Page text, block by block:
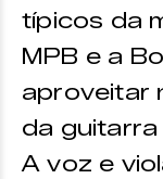
típicos da
MPB e a
aproveitar
da guitarra
A voz e